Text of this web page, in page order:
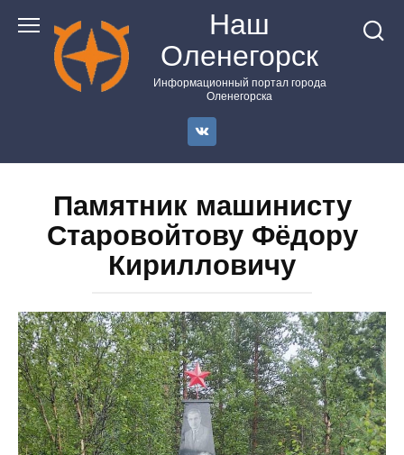
контенту
Наш
Оленегорск
Информационный портал города
Оленегорска
Памятник машинисту
Старовойтову Фёдору
Кирилловичу